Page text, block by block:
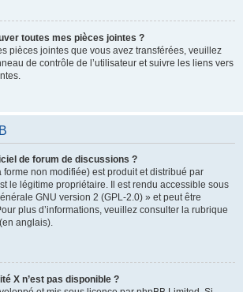
toutes mes pièces jointes ?
pièces jointes que vous avez transférées, veuillez
de contrôle de l’utilisateur et suivre les liens vers
de forum de discussions ?
non modifiée) est produit et distribué par
le légitime propriétaire. Il est rendu accessible sous
GNU version 2 (GPL-2.0) » et peut être
plus d’informations, veuillez consulter la rubrique
anglais).
X n’est pas disponible ?